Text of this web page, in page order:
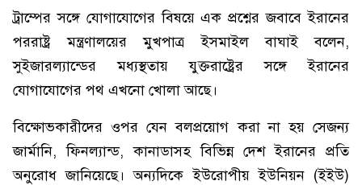
ট্রাম্পের সঙ্গে যোগাযোগের বিষয়ে এক প্রশ্নের জবাবে ইরানের
পররাষ্ট্র মন্ত্রণালয়ের মুখপাত্র ইসমাইল বাঘাই বলেন,
সুইজারল্যান্ডের মধ্যস্থতায় যুক্তরাষ্ট্রের সঙ্গে ইরানের
যোগাযোগের পথ এখনো খোলা আছে।
বিক্ষোভকারীদের ওপর যেন বলপ্রয়োগ করা না হয় সেজন্য
জার্মানি, ফিনল্যান্ড, কানাডাসহ বিভিন্ন দেশ ইরানের প্রতি
অনুরোধ জানিয়েছে। অন্যদিকে ইউরোপীয় ইউনিয়ন (ইইউ)